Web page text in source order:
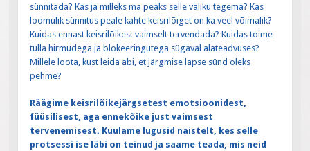
sünnitada? Kas ja milleks ma peaks selle valiku tegema? Kas
loomulik sünnitus peale kahte keisrilõiget on ka veel võimalik?
Kuidas ennast keisrilõikest vaimselt tervendada? Kuidas toime
tulla hirmudega ja blokeeringutega sügaval alateadvuses?
Millele loota, kust leida abi, et järgmise lapse sünd oleks
pehme?
Räägime keisrilõikejärgsetest emotsioonidest,
füüsilisest, aga ennekõike just vaimsest
tervenemisest. Kuulame lugusid naistelt, kes selle
protsessi ise läbi on teinud ja saame teada, mis neid